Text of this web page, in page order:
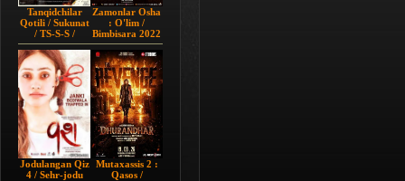
Tanqidchilar
Qotili / Sukunat
/ TS-S-S /
Jimjitlik
Ortidagi Sir /
Chup 2022 HD
Hind kino
Zamonlar Osha
: O'lim /
Bimbisara 2022
Hind kino
Uzbek tilida
Jodulangan Qiz
4 / Sehr-jodu
Mutaxassis 2 :
Qasos /